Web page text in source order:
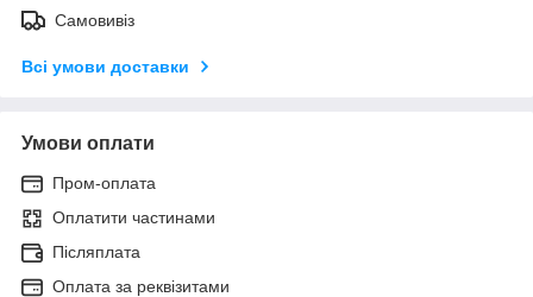
Самовивіз
Всі умови доставки
Умови оплати
Пром-оплата
Оплатити частинами
Післяплата
Оплата за реквізитами